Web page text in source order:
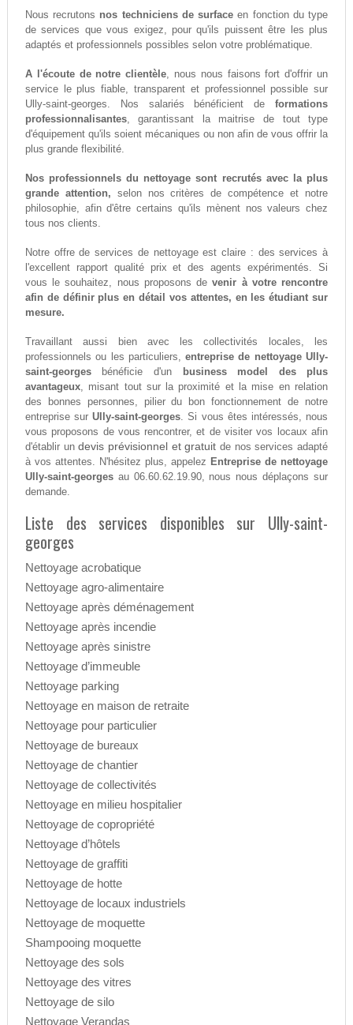
Nous recrutons nos techniciens de surface en fonction du type
de services que vous exigez, pour qu'ils puissent être les plus
adaptés et professionnels possibles selon votre problématique.
A l'écoute de notre clientèle, nous nous faisons fort d'offrir un
service le plus fiable, transparent et professionnel possible sur
Ully-saint-georges. Nos salariés bénéficient deformations
professionnalisantes, garantissant la maitrise de tout type
d'équipement qu'ils soient mécaniques ou non afin de vous offrir la
plus grande flexibilité.
Nos professionnels du nettoyage sont recrutés avec la plus
grande attention, selon nos critères de compétence et notre
philosophie, afin d'être certains qu'ils mènent nos valeurs chez
tous nos clients.
Notre offre de services de nettoyage est claire : des services à
l'excellent rapport qualité prix et des agents expérimentés. Si
vous le souhaitez, nous proposons devenir à votre rencontre
afin de définir plus en détail vos attentes, en les étudiant sur
mesure.
Travaillant aussi bien avec les collectivités locales, les
professionnels ou les particuliers,entreprise de nettoyage Ully-
saint-georgesbénéficie d'un
business model des plus
avantageux, misant tout sur la proximité et la mise en relation
des bonnes personnes, pilier du bon fonctionnement de notre
entreprise surUlly-saint-georges. Si vous êtes intéressés, nous
vous proposons de vous rencontrer, et de visiter vos locaux afin
d'établir undevis prévisionnel et gratuit de nos services adapté
à vos attentes. N'hésitez plus, appelez Entreprise de nettoyage
Ully-saint-georgesau 06.60.62.19.90, nous nous déplaçons sur
demande.
Liste des services disponibles sur Ully-saint-
georges
Nettoyage acrobatique
Nettoyage agro-alimentaire
Nettoyage après déménagement
Nettoyage après incendie
Nettoyage après sinistre
Nettoyage d’immeuble
Nettoyage parking
Nettoyage en maison de retraite
Nettoyage pour particulier
Nettoyage de bureaux
Nettoyage de chantier
Nettoyage de collectivités
Nettoyage en milieu hospitalier
Nettoyage de copropriété
Nettoyage d’hôtels
Nettoyage de graffiti
Nettoyage de hotte
Nettoyage de locaux industriels
Nettoyage de moquette
Shampooing moquette
Nettoyage des sols
Nettoyage des vitres
Nettoyage de silo
Nettoyage Verandas